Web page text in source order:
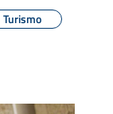
Turismo